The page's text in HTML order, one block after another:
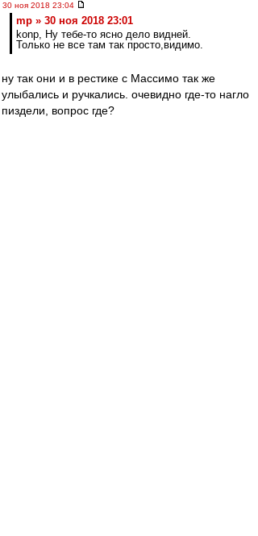
30 ноя 2018 23:04
mp » 30 ноя 2018 23:01
konp, Ну тебе-то ясно дело видней.
Только не все там так просто,видимо.
ну так они и в рестике с Массимо так же
улыбались и ручкались. очевидно где-то нагло
пиздели, вопрос где?